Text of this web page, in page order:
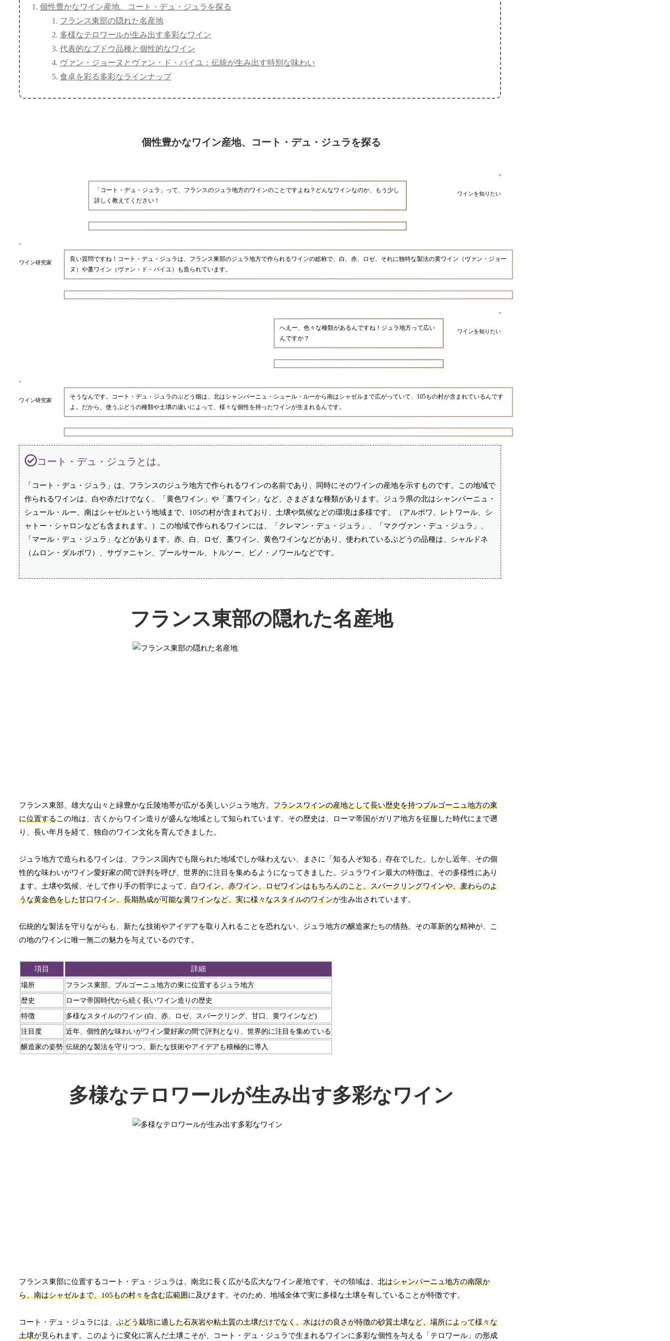
個性豊かなワイン産地、コート・デュ・ジュラを探る
フランス東部の隠れた名産地
多様なテロワールが生み出す多彩なワイン
代表的なブドウ品種と個性的なワイン
ヴァン・ジョーヌとヴァン・ド・パイユ：伝統が生み出す特別な味わい
食卓を彩る多彩なラインナップ
個性豊かなワイン産地、コート・デュ・ジュラを探る
ワインを知りたい
「コート・デュ・ジュラ」って、フランスのジュラ地方のワインのことですよね？どんなワインなのか、もう少し
詳しく教えてください！
ワイン研究家
良い質問ですね！コート・デュ・ジュラは、フランス東部のジュラ地方で作られるワインの総称で、白、赤、ロゼ、それに独特な製法の黄ワイン（ヴァン・ジョー
ヌ）や藁ワイン（ヴァン・ド・パイユ）も造られています。
ワインを知りたい
へえー、色々な種類があるんですね！ジュラ地方って広い
んですか？
ワイン研究家
そうなんです。コート・デュ・ジュラのぶどう畑は、北はシャンパーニュ・シュール・ルーから南はシャゼルまで広がっていて、105もの村が含まれているんです
よ。だから、使うぶどうの種類や土壌の違いによって、様々な個性を持ったワインが生まれるんです。
コート・デュ・ジュラとは。
「コート・デュ・ジュラ」は、フランスのジュラ地方で作られるワインの名前であり、同時にそのワインの産地を示すものです。この地域で
作られるワインは、白や赤だけでなく、「黄色ワイン」や「藁ワイン」など、さまざまな種類があります。ジュラ県の北はシャンパーニュ・
シュール・ルー、南はシャゼルという地域まで、105の村が含まれており、土壌や気候などの環境は多様です。（アルボワ、レトワール、シ
ャトー・シャロンなども含まれます。）この地域で作られるワインには、「クレマン・デュ・ジュラ」、「マクヴァン・デュ・ジュラ」、
「マール・デュ・ジュラ」などがあります。赤、白、ロゼ、藁ワイン、黄色ワインなどがあり、使われているぶどうの品種は、シャルドネ
（ムロン・ダルボワ）、サヴァニャン、プールサール、トルソー、ピノ・ノワールなどです。
フランス東部の隠れた名産地
フランス東部、雄大な山々と緑豊かな丘陵地帯が広がる美しいジュラ地方。 フランスワインの産地として長い歴史を持つブルゴーニュ地方の東
に位置するこの地は、古くからワイン造りが盛んな地域として知られています。その歴史は、ローマ帝国がガリア地方を征服した時代にまで遡
り、長い年月を経て、独自のワイン文化を育んできました。
ジュラ地方で造られるワインは、フランス国内でも限られた地域でしか味わえない、まさに「知る人ぞ知る」存在でした。しかし近年、その個
性的な味わいがワイン愛好家の間で評判を呼び、世界的に注目を集めるようになってきました。ジュラワイン最大の特徴は、その多様性にあり
ます。土壌や気候、そして作り手の哲学によって、 白ワイン、赤ワイン、ロゼワインはもちろんのこと、スパークリングワインや、麦わらのよ
うな黄金色をした甘口ワイン、長期熟成が可能な黄ワインなど、実に様々なスタイルのワインが生み出されています。
伝統的な製法を守りながらも、新たな技術やアイデアを取り入れることを恐れない、ジュラ地方の醸造家たちの情熱。その革新的な精神が、こ
の地のワインに唯一無二の魅力を与えているのです。
項目 詳細
場所 フランス東部、ブルゴーニュ地方の東に位置するジュラ地方
歴史 ローマ帝国時代から続く長いワイン造りの歴史
特徴 多様なスタイルのワイン (白、赤、ロゼ、スパークリング、甘口、黄ワインなど)
注目度 近年、個性的な味わいがワイン愛好家の間で評判となり、世界的に注目を集めている
醸造家の姿勢 伝統的な製法を守りつつ、新たな技術やアイデアも積極的に導入
多様なテロワールが生み出す多彩なワイン
フランス東部に位置するコート・デュ・ジュラは、南北に長く広がる広大なワイン産地です。その領域は、 北はシャンパーニュ地方の南限か
ら、南はシャゼルまで、105もの村々を含む広範囲に及びます。そのため、地域全体で実に多様な土壌を有していることが特徴です。
コート・デュ・ジュラには、 ぶどう栽培に適した石灰岩や粘土質の土壌だけでなく、水はけの良さが特徴の砂質土壌など、場所によって様々な
土壌が見られます。このように変化に富んだ土壌こそが、コート・デュ・ジュラで生まれるワインに多彩な個性を与える「テロワール」の形成